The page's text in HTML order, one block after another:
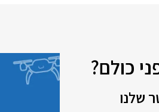
כולם?
שלנו